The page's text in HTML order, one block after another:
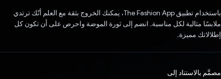
باستخدام تطبيق The Fashion App، يمكنك الخروج بثقة مع العلم أنّك ترتدي
ملابسًا مثالية لكل مناسبة. انضم إلى ثورة الموضة واحرص على أن تكون كل
إطلالاتك مميزة.
مصمَّم بالاستناد إلى